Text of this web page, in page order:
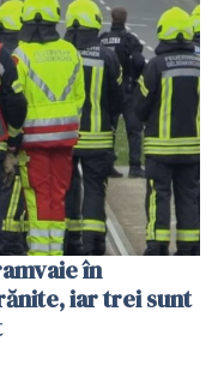
în
iar trei sunt